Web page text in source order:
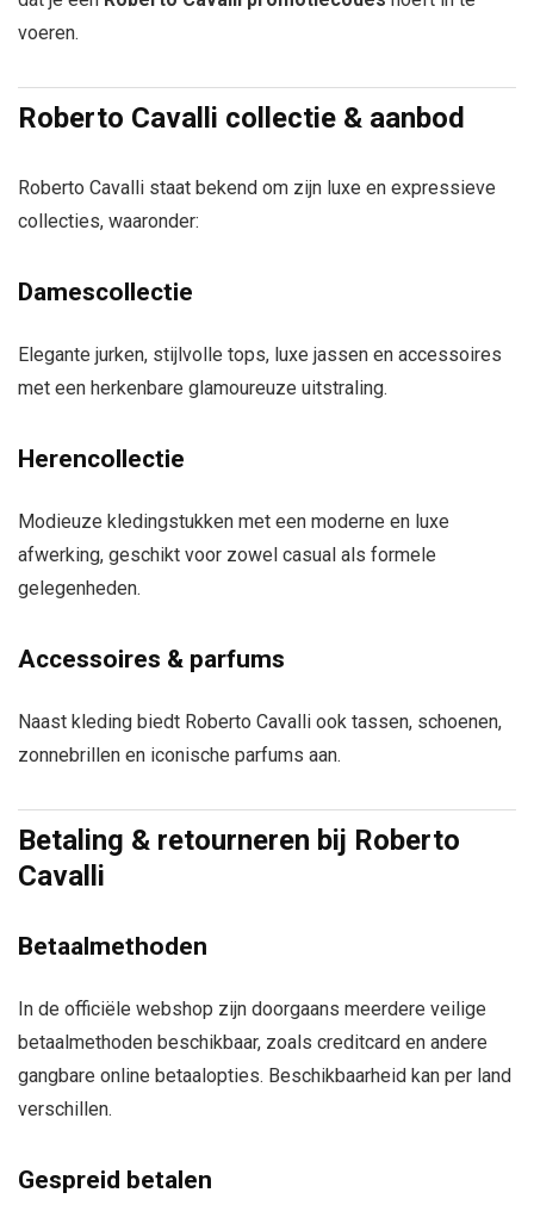
voeren.
Roberto Cavalli collectie & aanbod
Roberto Cavalli staat bekend om zijn luxe en expressieve
collecties, waaronder:
Damescollectie
Elegante jurken, stijlvolle tops, luxe jassen en accessoires
met een herkenbare glamoureuze uitstraling.
Herencollectie
Modieuze kledingstukken met een moderne en luxe
afwerking, geschikt voor zowel casual als formele
gelegenheden.
Accessoires & parfums
Naast kleding biedt Roberto Cavalli ook tassen, schoenen,
zonnebrillen en iconische parfums aan.
Betaling & retourneren bij Roberto
Cavalli
Betaalmethoden
In de officiële webshop zijn doorgaans meerdere veilige
betaalmethoden beschikbaar, zoals creditcard en andere
gangbare online betaalopties. Beschikbaarheid kan per land
verschillen.
Gespreid betalen